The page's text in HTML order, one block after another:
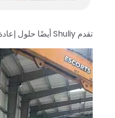
تقدم Shuliy أيضًا حلول إعادة تدوير PET مخصصة وفقًا لاحتياجات مصانع التدوير العالمية. حالتنا الناجحة: مصانع إعادة تدوير PET في بوتان